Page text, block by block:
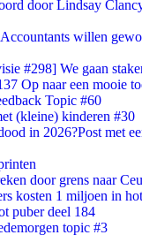
door Lindsay
willen
#298] We gaan
Op naar een mooie
Topic #60
(kleine) kinderen #30
in 2026?Post met
door grens naar
kosten 1 miljoen in
puber deel 184
topic #3